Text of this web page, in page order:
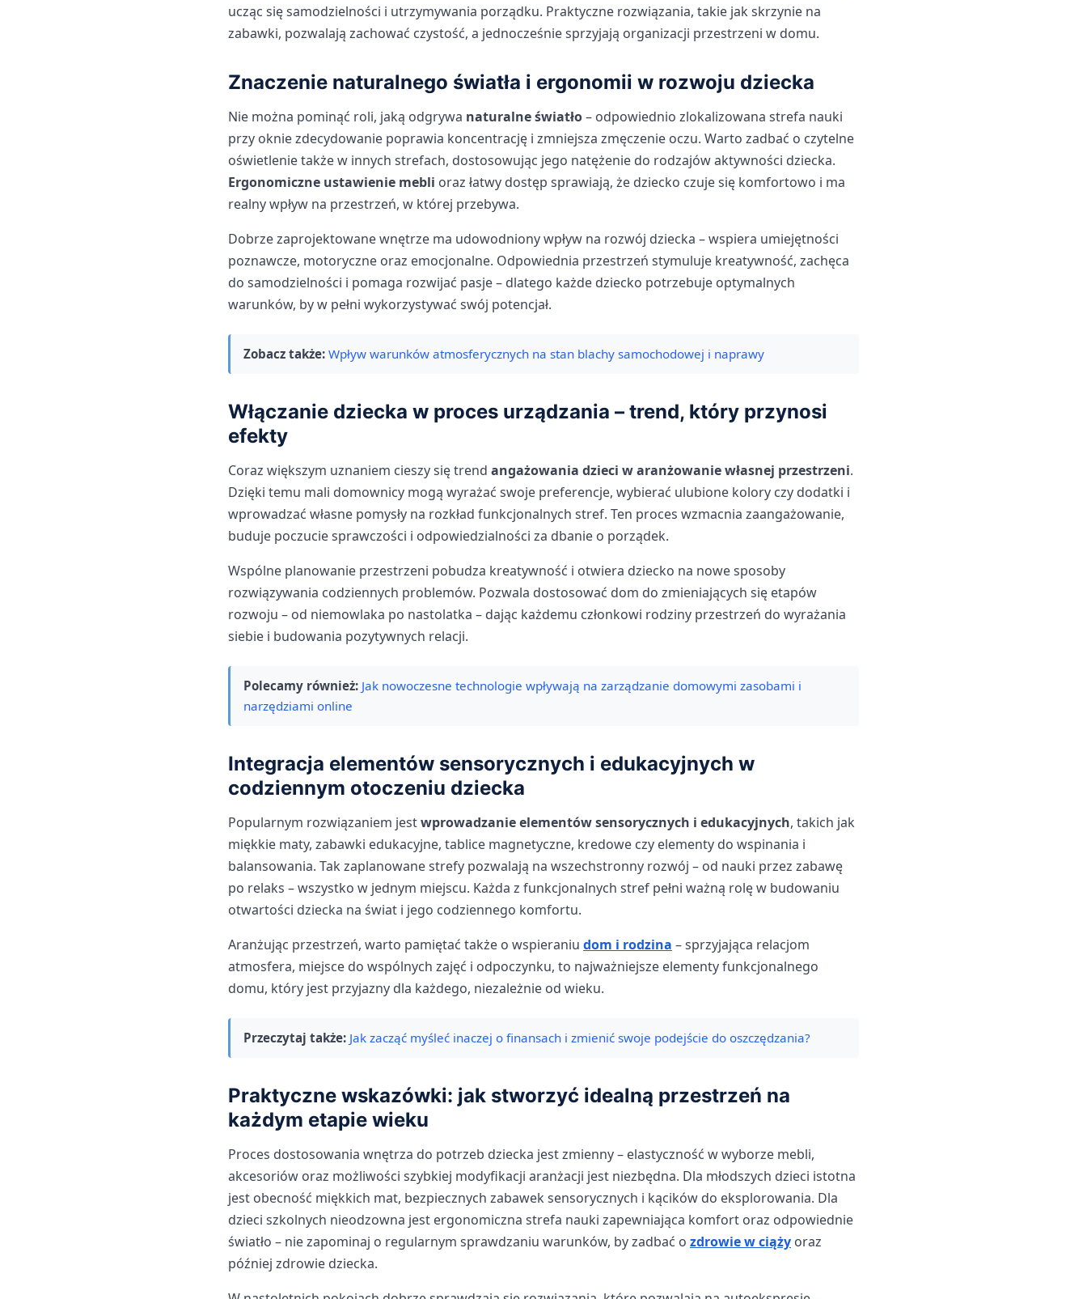
ucząc się samodzielności i utrzymywania porządku. Praktyczne rozwiązania, takie jak skrzynie na
zabawki, pozwalają zachować czystość, a jednocześnie sprzyjają organizacji przestrzeni w domu.
Znaczenie naturalnego światła i ergonomii w rozwoju dziecka
Nie można pominąć roli, jaką odgrywa naturalne światło– odpowiednio zlokalizowana strefa nauki
przy oknie zdecydowanie poprawia koncentrację i zmniejsza zmęczenie oczu. Warto zadbać o czytelne
oświetlenie także w innych strefach, dostosowując jego natężenie do rodzajów aktywności dziecka.
Ergonomiczne ustawienie mebli oraz łatwy dostęp sprawiają, że dziecko czuje się komfortowo i ma
realny wpływ na przestrzeń, w której przebywa.
Dobrze zaprojektowane wnętrze ma udowodniony wpływ na rozwój dziecka – wspiera umiejętności
poznawcze, motoryczne oraz emocjonalne. Odpowiednia przestrzeń stymuluje kreatywność, zachęca
do samodzielności i pomaga rozwijać pasje – dlatego każde dziecko potrzebuje optymalnych
warunków, by w pełni wykorzystywać swój potencjał.
Zobacz także: Wpływ warunków atmosferycznych na stan blachy samochodowej i naprawy
Włączanie dziecka w proces urządzania – trend, który przynosi
efekty
Coraz większym uznaniem cieszy się trend angażowania dzieci w aranżowanie własnej przestrzeni.
Dzięki temu mali domownicy mogą wyrażać swoje preferencje, wybierać ulubione kolory czy dodatki i
wprowadzać własne pomysły na rozkład funkcjonalnych stref. Ten proces wzmacnia zaangażowanie,
buduje poczucie sprawczości i odpowiedzialności za dbanie o porządek.
Wspólne planowanie przestrzeni pobudza kreatywność i otwiera dziecko na nowe sposoby
rozwiązywania codziennych problemów. Pozwala dostosować dom do zmieniających się etapów
rozwoju – od niemowlaka po nastolatka – dając każdemu członkowi rodziny przestrzeń do wyrażania
siebie i budowania pozytywnych relacji.
Polecamy również: Jak nowoczesne technologie wpływają na zarządzanie domowymi zasobami i
narzędziami online
Integracja elementów sensorycznych i edukacyjnych w
codziennym otoczeniu dziecka
Popularnym rozwiązaniem jestwprowadzanie elementów sensorycznych i edukacyjnych, takich jak
miękkie maty, zabawki edukacyjne, tablice magnetyczne, kredowe czy elementy do wspinania i
balansowania. Tak zaplanowane strefy pozwalają na wszechstronny rozwój – od nauki przez zabawę
po relaks – wszystko w jednym miejscu. Każda z funkcjonalnych stref pełni ważną rolę w budowaniu
otwartości dziecka na świat i jego codziennego komfortu.
Aranżując przestrzeń, warto pamiętać także o wspieraniu dom i rodzina – sprzyjająca relacjom
atmosfera, miejsce do wspólnych zajęć i odpoczynku, to najważniejsze elementy funkcjonalnego
domu, który jest przyjazny dla każdego, niezależnie od wieku.
Przeczytaj także: Jak zacząć myśleć inaczej o finansach i zmienić swoje podejście do oszczędzania?
Praktyczne wskazówki: jak stworzyć idealną przestrzeń na
każdym etapie wieku
Proces dostosowania wnętrza do potrzeb dziecka jest zmienny – elastyczność w wyborze mebli,
akcesoriów oraz możliwości szybkiej modyfikacji aranżacji jest niezbędna. Dla młodszych dzieci istotna
jest obecność miękkich mat, bezpiecznych zabawek sensorycznych i kącików do eksplorowania. Dla
dzieci szkolnych nieodzowna jest ergonomiczna strefa nauki zapewniająca komfort oraz odpowiednie
światło – nie zapominaj o regularnym sprawdzaniu warunków, by zadbać o zdrowie w ciąży oraz
później zdrowie dziecka.